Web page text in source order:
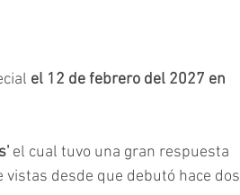
el 12 de febrero del 2027 en
el cual tuvo una gran respuesta
desde que debutó hace dos